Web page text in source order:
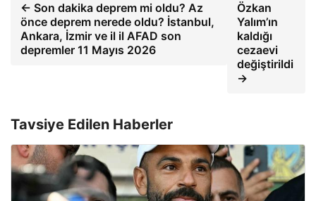
← Son dakika deprem mi oldu? Az
önce deprem nerede oldu? İstanbul,
Ankara, İzmir ve il il AFAD son
depremler 11 Mayıs 2026
Özkan
Yalım’ın
kaldığı
cezaevi
değiştirildi
→
Tavsiye Edilen Haberler